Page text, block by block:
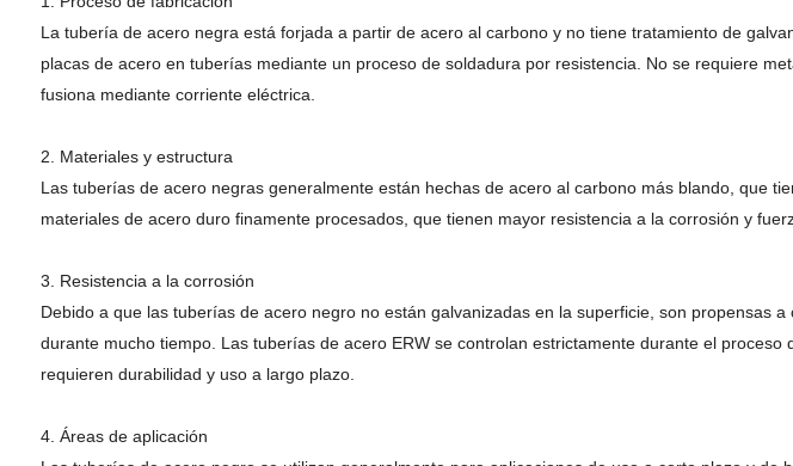
La tubería de acero negra está forjada a partir de acero al carbono y no tiene tratamiento de
placas de acero en tuberías mediante un proceso de soldadura por resistencia. No se requiere
fusiona mediante corriente eléctrica.
2. Materiales y estructura
Las tuberías de acero negras generalmente están hechas de acero al carbono más blando, que
materiales de acero duro finamente procesados, que tienen mayor resistencia a la corrosión y
3. Resistencia a la corrosión
Debido a que las tuberías de acero negro no están galvanizadas en la superficie, son propensas
durante mucho tiempo. Las tuberías de acero ERW se controlan estrictamente durante el
requieren durabilidad y uso a largo plazo.
4. Áreas de aplicación